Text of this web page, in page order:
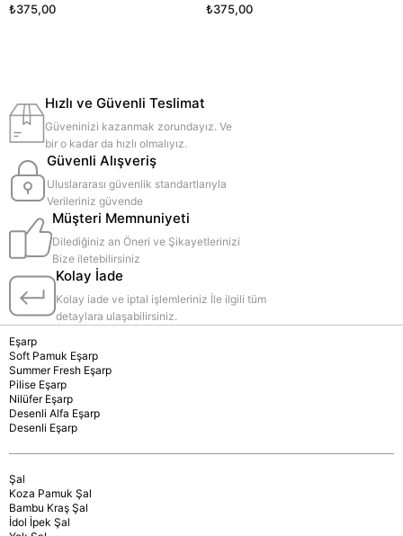
₺375,00 ₺375,00
Hızlı ve Güvenli Teslimat
Güveninizi kazanmak zorundayız. Ve
bir o kadar da hızlı olmalıyız.
Güvenli Alışveriş
Uluslararası güvenlik standartlarıyla
Verileriniz güvende
Müşteri Memnuniyeti
Dilediğiniz an Öneri ve Şikayetlerinizi
Bize iletebilirsiniz
Kolay İade
Kolay iade ve iptal işlemleriniz İle ilgili tüm
detaylara ulaşabilirsiniz.
Eşarp
Soft Pamuk Eşarp
Summer Fresh Eşarp
Pilise Eşarp
Nilüfer Eşarp
Desenli Alfa Eşarp
Desenli Eşarp
Şal
Koza Pamuk Şal
Bambu Kraş Şal
İdol İpek Şal